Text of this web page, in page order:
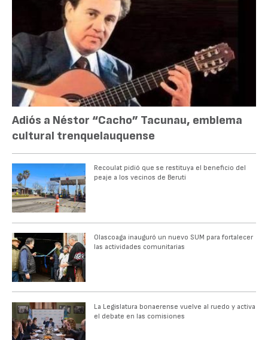
Adiós a Néstor “Cacho” Tacunau, emblema
cultural trenquelauquense
Recoulat pidió que se restituya el beneficio del
peaje a los vecinos de Beruti
Olascoaga inauguró un nuevo SUM para fortalecer
las actividades comunitarias
La Legislatura bonaerense vuelve al ruedo y activa
el debate en las comisiones